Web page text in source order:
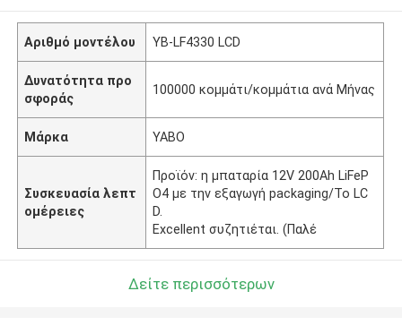
Αριθμό μοντέλου YB-LF4330 LCD
Δυνατότητα προ
σφοράς
100000 κομμάτι/κομμάτια ανά Μήνας
Μάρκα YABO
Συσκευασία λεπτ
ομέρειες
Προϊόν: η μπαταρία 12V 200Ah LiFeP
O4 με την εξαγωγή packaging/To LC
D.
Excellent συζητιέται. (Παλέ
Δείτε περισσότερων